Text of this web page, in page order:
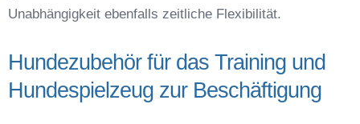
Unabhängigkeit ebenfalls zeitliche Flexibilität.
Hundezubehör für das Training und
Hundespielzeug zur Beschäftigung